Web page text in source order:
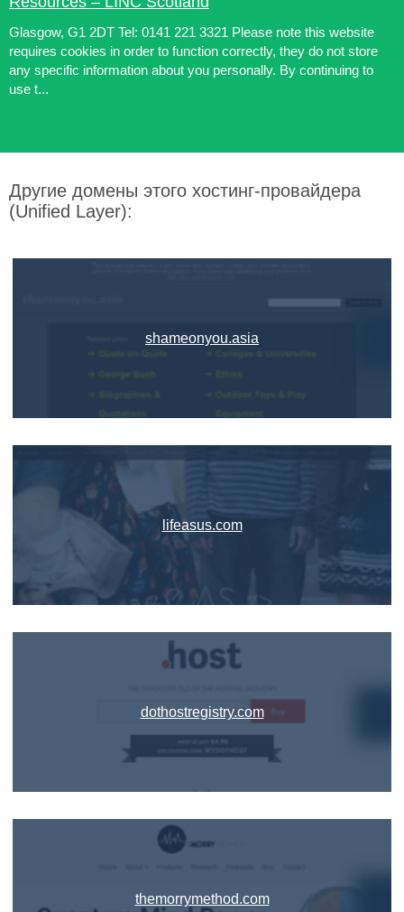
Glasgow, G1 2DT Tel: 0141 221 3321 Please note this website
requires cookies in order to function correctly, they do not store
any specific information about you personally. By continuing to
use t...
Другие домены этого хостинг-провайдера
(Unified Layer):
shameonyou.asia
lifeasus.com
dothostregistry.com
themorrymethod.com